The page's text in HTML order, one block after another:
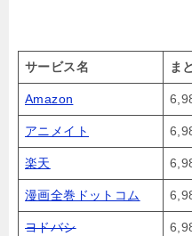
サービス名 ま
Amazon
アニメイト
楽天
漫画全巻ドットコム
ヨドバシ